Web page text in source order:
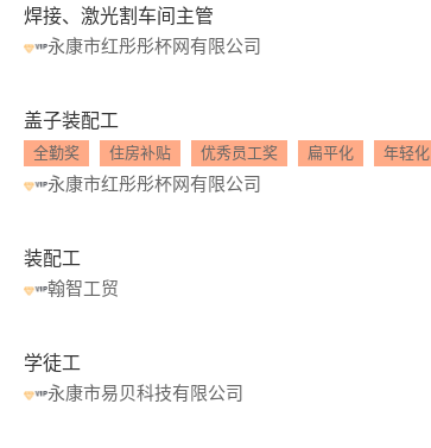
焊接、激光割车间主管
永康市红彤彤杯网有限公司
盖子装配工
全勤奖 住房补贴 优秀员工奖 扁平化 年轻化
永康市红彤彤杯网有限公司
装配工
翰智工贸
学徒工
永康市易贝科技有限公司